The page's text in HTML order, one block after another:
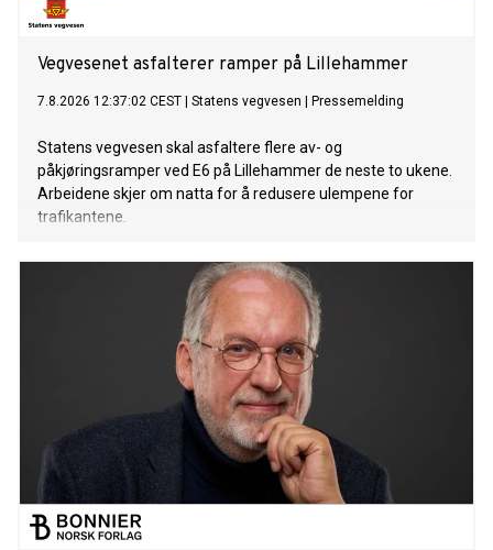
Vegvesenet asfalterer ramper på Lillehammer
7.8.2026 12:37:02 CEST Statens vegvesen Pressemelding
Statens vegvesen skal asfaltere flere av- og
påkjøringsramper ved E6 på Lillehammer de neste to ukene.
Arbeidene skjer om natta for å redusere ulempene for
trafikantene.